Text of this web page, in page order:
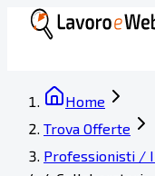
Home
Trova Offerte
Professionisti /